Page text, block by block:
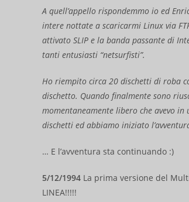
A quell’appello rispondemmo io ed
intere nottate a scaricarmi Linux via
attivato SLIP e la banda passante di
tanti entusiasti “netsurfisti”.
Ho riempito circa 20 dischetti di roba
dischetto. Quando finalmente sono
momentaneamente libero che avevo
dischetti ed abbiamo iniziato
… E l’avventura sta continuando :)
5/12/1994 La prima versione del
LINEA!!!!!